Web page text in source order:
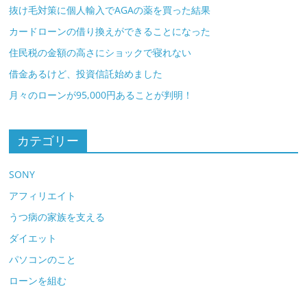
抜け毛対策に個人輸入でAGAの薬を買った結果
カードローンの借り換えができることになった
住民税の金額の高さにショックで寝れない
借金あるけど、投資信託始めました
月々のローンが95,000円あることが判明！
カテゴリー
SONY
アフィリエイト
うつ病の家族を支える
ダイエット
パソコンのこと
ローンを組む